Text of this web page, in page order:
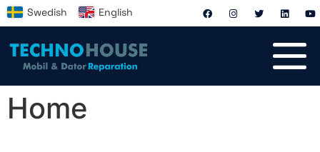
Swedish English
Home